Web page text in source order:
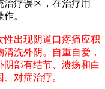
疗误区，在治疗用
。
性出现阴道口疼痛应积
洗外阴。自重自爱，
部有结节、溃疡和白
对症治疗。